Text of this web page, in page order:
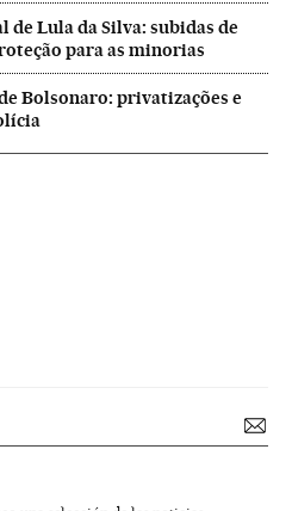
Lula da Silva: subidas de
para as minorias
Bolsonaro: privatizações e